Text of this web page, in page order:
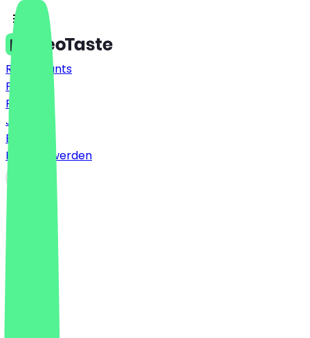
Restaurants
Preise
FAQ
Jobs
Blog
Partner werden